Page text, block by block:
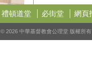
禮頓道堂 必街堂 網頁
© 2026 中華基督教會公理堂 版權所